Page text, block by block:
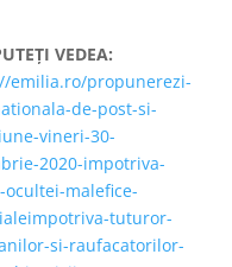
VEDEA:
emilia.ro/propunerezi-
de-post-si-
vineri-30-
2020-impotriva-
malefice-
tuturor-
si-raufacatorilor-